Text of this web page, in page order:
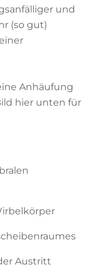
und
(so gut)
Anhäufung
hier unten für
Austritt